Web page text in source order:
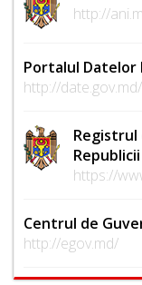
http://
Portalul Datelor
http://date.gov.md/
Registrul
https://
Centrul de
http://egov.md/